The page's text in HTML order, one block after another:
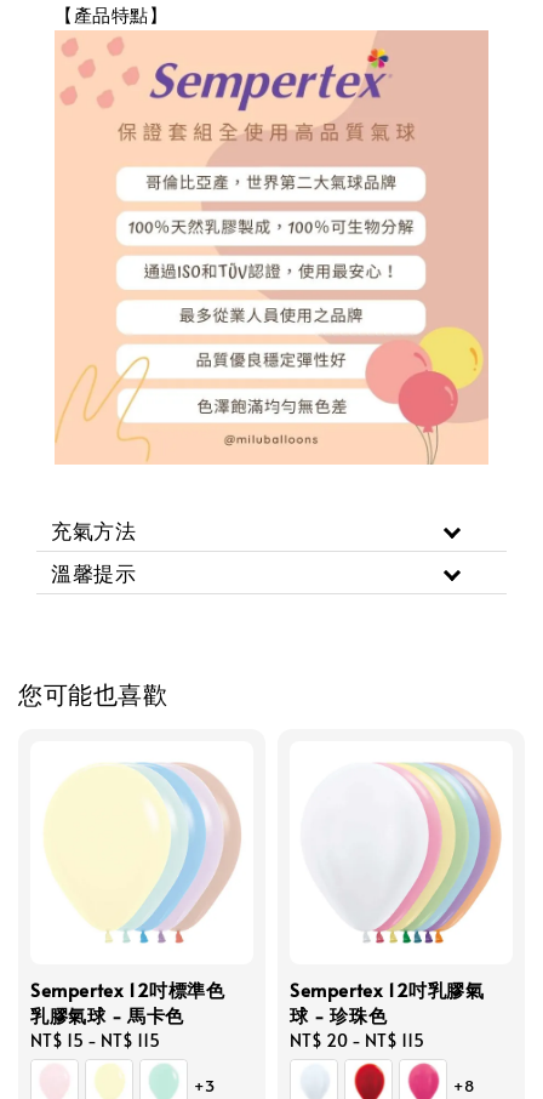
【產品特點】
充氣方法
溫馨提示
您可能也喜歡
Sempertex 12吋標準色
乳膠氣球 - 馬卡色
Regular
price
NT$ 15 - NT$ 115
+3
Sempertex 12吋乳膠氣
球 - 珍珠色
Regular
price
NT$ 20 - NT$ 115
+8